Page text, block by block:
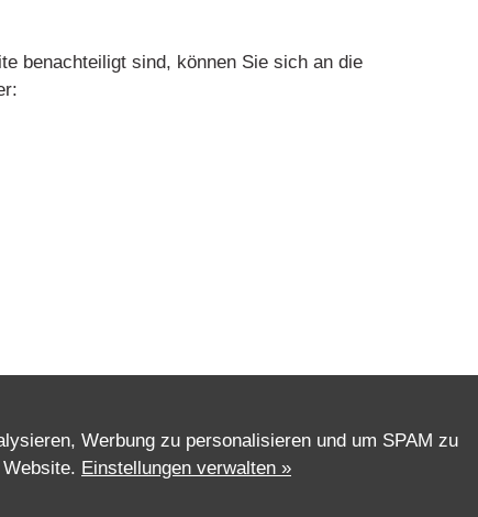
benachteiligt sind, können Sie sich an die
Cookie Einstellungen
Marketing by
Werbung zu personalisieren und um SPAM zu
Einstellungen verwalten »